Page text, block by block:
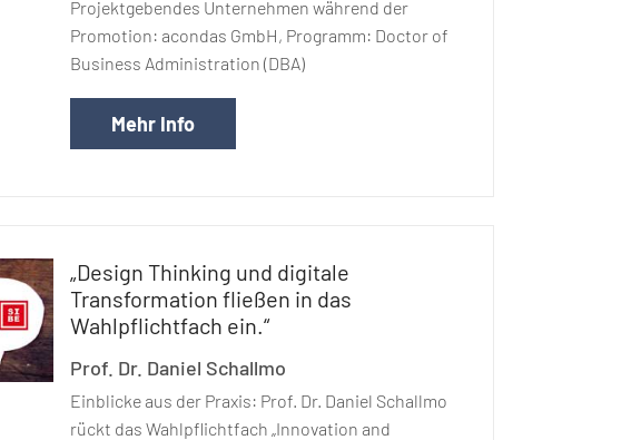
Projektgebendes Unternehmen während der
Promotion: acondas GmbH, Programm: Doctor of
Business Administration (DBA)
Mehr Info
„Design Thinking und digitale
Transformation fließen in das
Wahlpflichtfach ein.“
Prof. Dr. Daniel Schallmo
Einblicke aus der Praxis: Prof. Dr. Daniel Schallmo
rückt das Wahlpflichtfach „Innovation and